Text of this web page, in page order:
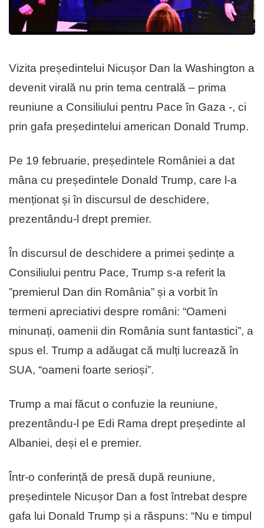
Vizita președintelui Nicușor Dan la Washington a
devenit virală nu prin tema centrală – prima
reuniune a Consiliului pentru Pace în Gaza -, ci
prin gafa președintelui american Donald Trump.
Pe 19 februarie, președintele României a dat
mâna cu președintele Donald Trump, care l-a
menționat și în discursul de deschidere,
prezentându-l drept premier.
În discursul de deschidere a primei ședințe a
Consiliului pentru Pace, Trump s-a referit la
”premierul Dan din România” și a vorbit în
termeni apreciativi despre români: “Oameni
minunați, oamenii din România sunt fantastici”, a
spus el. Trump a adăugat că mulți lucrează în
SUA, “oameni foarte serioși”.
Trump a mai făcut o confuzie la reuniune,
prezentându-l pe Edi Rama drept președinte al
Albaniei, deși el e premier.
Într-o conferință de presă după reuniune,
președintele Nicușor Dan a fost întrebat despre
gafa lui Donald Trump și a răspuns: “Nu e timpul